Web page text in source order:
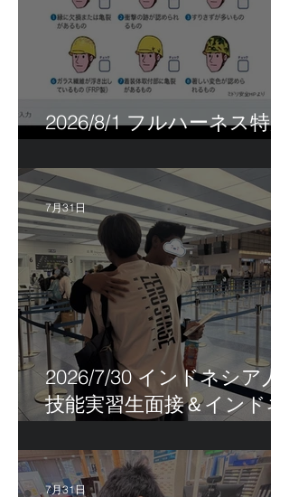
2026/8/1 フルハーネス特別
2026/7/30 インドネシア人
技能実習生面接＆インドネ
7月31日
7月31日